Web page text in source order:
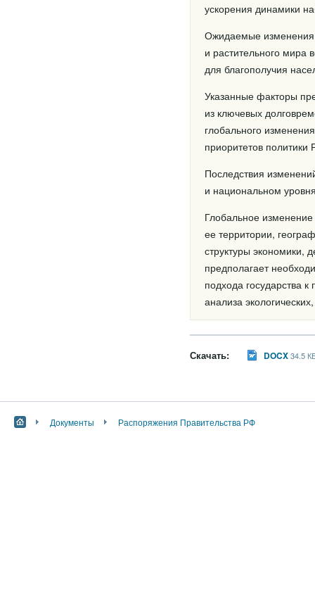
ускорения динамики
Ожидаемые изменения
и растительного мира
для благополучия
Указанные факторы
из ключевых
глобального
приоритетов
Последствия
и национальном
Глобальное
ее территории,
структуры экономики,
предполагает
подхода государства
анализа
Скачать: DOCX34.5
Документы Распоряжения Правительства РФ